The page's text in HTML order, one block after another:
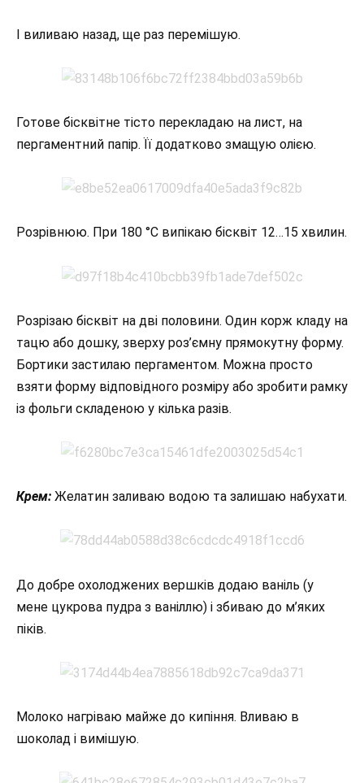
І виливаю назад, ще раз перемішую.
Готове бісквітне тісто перекладаю на лист, на
пергаментний папір. Її додатково змащую олією.
Розрівнюю. При 180 °С випікаю бісквіт 12…15 хвилин.
Розрізаю бісквіт на дві половини. Один корж кладу на
тацю або дошку, зверху роз’ємну прямокутну форму.
Бортики застилаю пергаментом. Можна просто
взяти форму відповідного розміру або зробити рамку
із фольги складеною у кілька разів.
Крем: Желатин заливаю водою та залишаю набухати.
До добре охолоджених вершків додаю ваніль (у
мене цукрова пудра з ваніллю) і збиваю до м’яких
піків.
Молоко нагріваю майже до кипіння. Вливаю в
шоколад і вимішую.